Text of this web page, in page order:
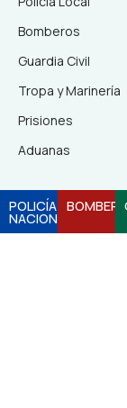
- m
Bomberos
Guardia Civil
Tropa y Marinería
Prisiones
Aduanas
POLICÍA
NACIONAL